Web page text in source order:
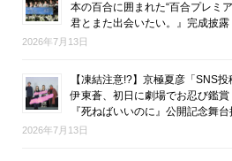
本の百合に囲まれた“百合プレミ
君とまた出会いたい。』完成披露
2026年7月13日
【凍結注意!?】京極夏彦「SNS
伊東蒼、初日に劇場でお忍び鑑
『死ねばいいのに』公開記念舞
2026年7月13日